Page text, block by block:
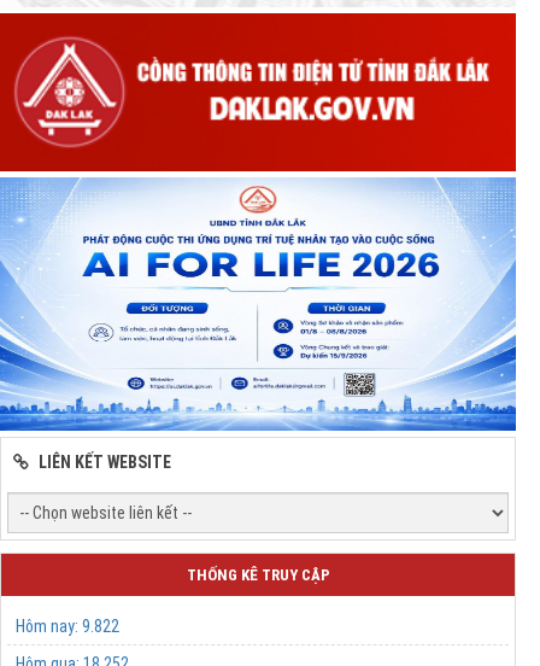
LIÊN KẾT WEBSITE
THỐNG KÊ TRUY CẬP
Hôm nay: 9.822